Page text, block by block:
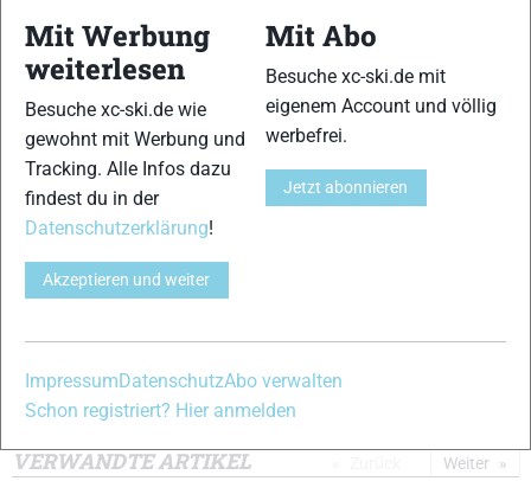
9 10
11 12
13
© Bilder 1 - 14: Reichert/NordicFocus;
VERWANDTE ARTIKEL Weiter
Mit Werbung
weiterlesen
Besuche xc-ski.de wie
gewohnt mit Werbung und
Tracking. Alle Infos dazu
findest du in der
Datenschutzerklärung!
Akzeptieren und weiter
Mit Abo
Besuche xc-ski.de mit
eigenem Account und völlig
werbefrei.
Jetzt abonnieren
ImpressumDatenschutzAbo verwalten
Schon registriert? Hier anmelden